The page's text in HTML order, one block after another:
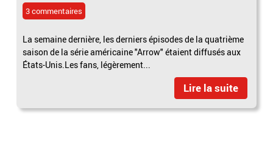
3 commentaires
La semaine dernière, les derniers épisodes de la quatrième
saison de la série américaine "Arrow" étaient diffusés aux
États-Unis.Les fans, légèrement...
Lire la suite